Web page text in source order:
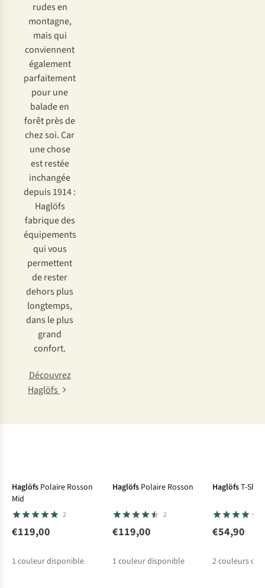
rudes en
montagne,
mais qui
conviennent
également
parfaitement
pour une
balade en
forêt près de
chez soi. Car
une chose
est restée
inchangée
depuis 1914 :
Haglöfs
fabrique des
équipements
qui vous
permettent
de rester
dehors plus
longtemps,
dans le plus
grand
confort.
Découvrez
Haglöfs
Haglöfs Polaire Rosson
Mid
2
€119,00
1 couleur disponible
Haglöfs Polaire Rosson
2
€119,00
1 couleur disponible
HaglöfsT-
€54,90
2couleurs